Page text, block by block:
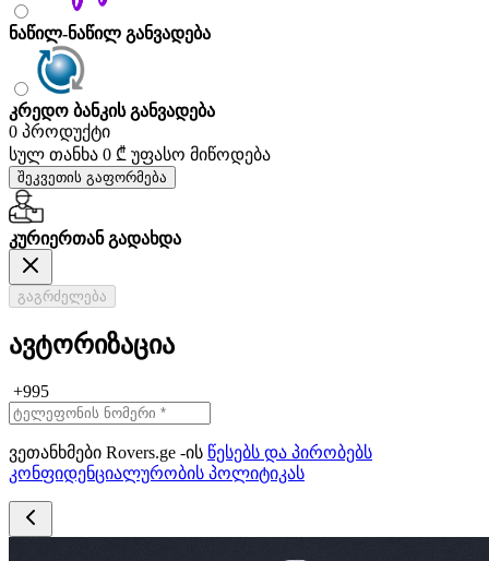
ნაწილ-ნაწილ განვადება
კრედო ბანკის განვადება
0 პროდუქტი
სულ თანხა 0 ₾ უფასო მიწოდება
შეკვეთის გაფორმება
კურიერთან გადახდა
გაგრძელება
ავტორიზაცია
+995
ვეთანხმები Rovers.ge -ის წესებს და პირობებს
კონფიდენციალურობის პოლიტიკას